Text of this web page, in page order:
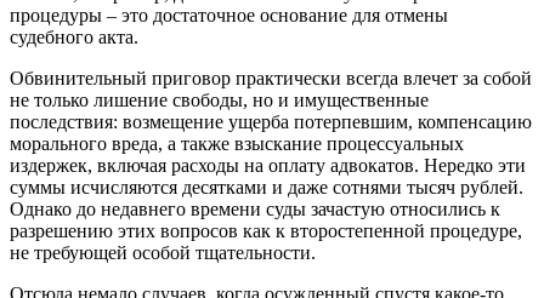
процедуры – это достаточное основание для отмены
судебного акта.
Обвинительный приговор практически всегда влечет за собой
не только лишение свободы, но и имущественные
последствия: возмещение ущерба потерпевшим, компенсацию
морального вреда, а также взыскание процессуальных
издержек, включая расходы на оплату адвокатов. Нередко эти
суммы исчисляются десятками и даже сотнями тысяч рублей.
Однако до недавнего времени суды зачастую относились к
разрешению этих вопросов как к второстепенной процедуре,
не требующей особой тщательности.
Отсюда немало случаев, когда осужденный спустя какое-то